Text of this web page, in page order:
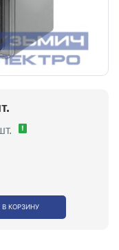
!
В КОРЗИНУ